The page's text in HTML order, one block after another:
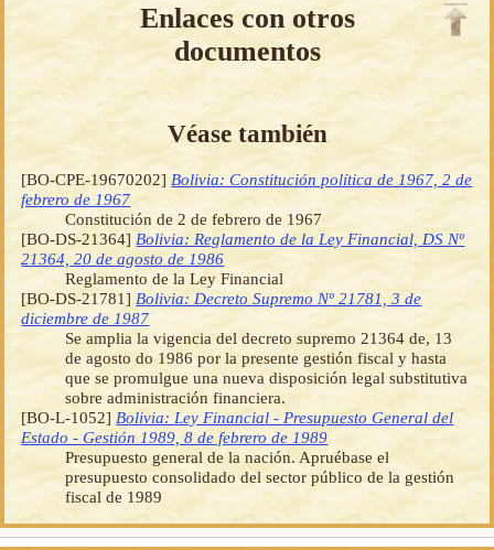
Enlaces con otros
documentos
Véase también
[BO-CPE-19670202] Bolivia: Constitución política de 1967, 2 de
febrero de 1967
Constitución de 2 de febrero de 1967
[BO-DS-21364] Bolivia: Reglamento de la Ley Financial, DS Nº
21364, 20 de agosto de 1986
Reglamento de la Ley Financial
[BO-DS-21781] Bolivia: Decreto Supremo Nº 21781, 3 de
diciembre de 1987
Se amplia la vigencia del decreto supremo 21364 de, 13
de agosto do 1986 por la presente gestión fiscal y hasta
que se promulgue una nueva disposición legal substitutiva
sobre administración financiera.
[BO-L-1052] Bolivia: Ley Financial - Presupuesto General del
Estado - Gestión 1989, 8 de febrero de 1989
Presupuesto general de la nación. Apruébase el
presupuesto consolidado del sector público de la gestión
fiscal de 1989